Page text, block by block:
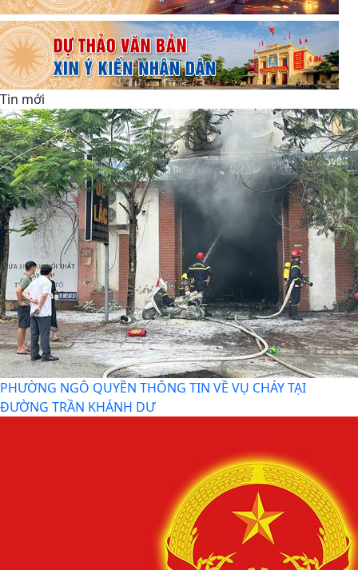
Tin mới
PHƯỜNG NGÔ QUYỀN THÔNG TIN VỀ VỤ CHÁY TẠI
ĐƯỜNG TRẦN KHÁNH DƯ